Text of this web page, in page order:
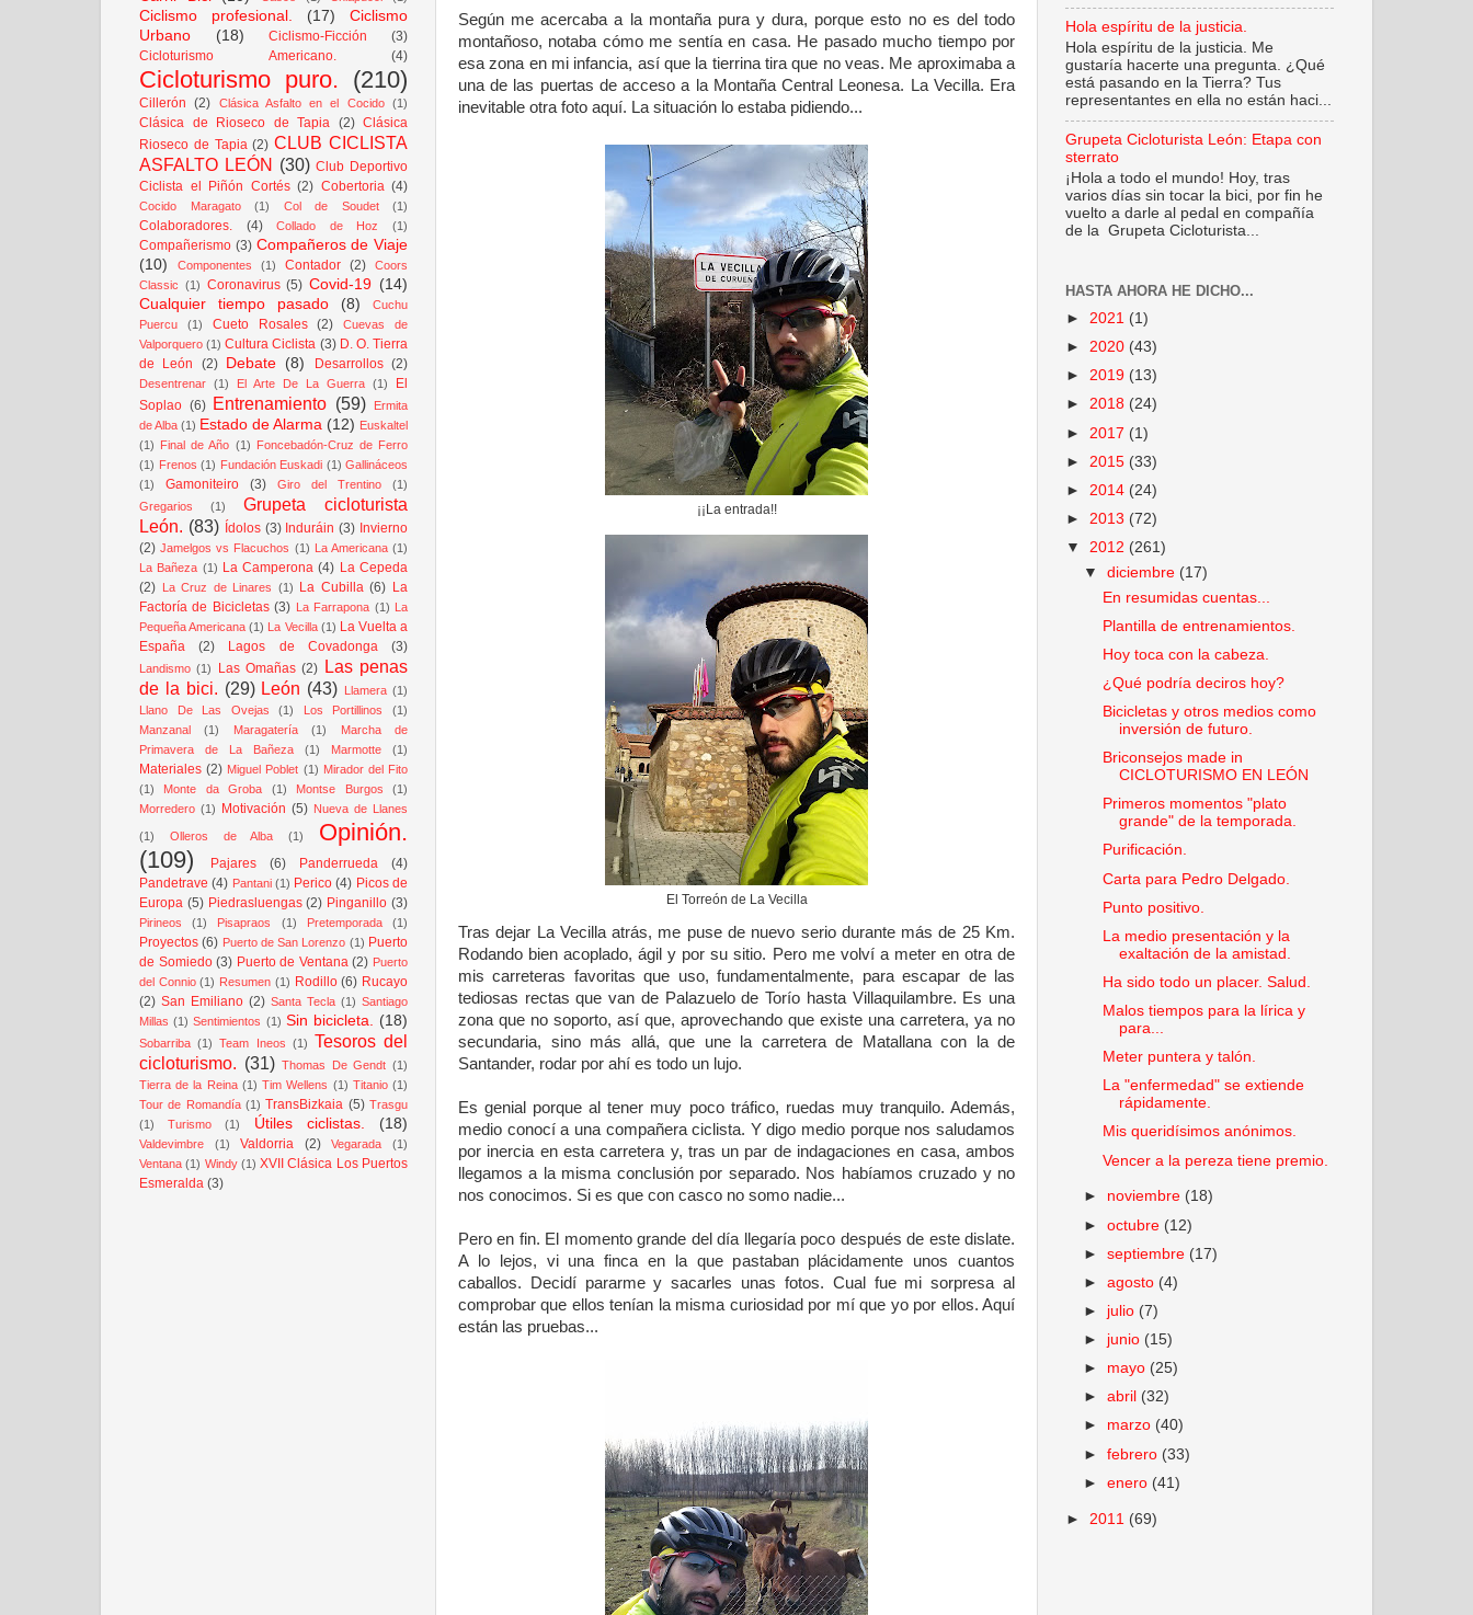
Según me acercaba a la montaña pura y dura, porque esto no es del todo
montañoso, notaba cómo me sentía en casa. He pasado mucho tiempo por
esa zona en mi infancia, así que la tierrina tira que no veas. Me aproximaba a
una de las puertas de acceso a la Montaña Central Leonesa. La Vecilla. Era
inevitable otra foto aquí. La situación lo estaba pidiendo...
¡¡La entrada!!
El Torreón de La Vecilla
Tras dejar La Vecilla atrás, me puse de nuevo serio durante más de 25 Km.
Rodando bien acoplado, ágil y por su sitio. Pero me volví a meter en otra de
mis carreteras favoritas que uso, fundamentalmente, para escapar de las
tediosas rectas que van de Palazuelo de Torío hasta Villaquilambre. Es una
zona que no soporto, así que, aprovechando que existe una carretera, ya no
secundaria, sino más allá, que une la carretera de Matallana con la de
Santander, rodar por ahí es todo un lujo.
Es genial porque al tener muy poco tráfico, ruedas muy tranquilo. Además,
medio conocí a una compañera ciclista. Y digo medio porque nos saludamos
por inercia en esta carretera y, tras un par de indagaciones en casa, ambos
llegamos a la misma conclusión por separado. Nos habíamos cruzado y no
nos conocimos. Si es que con casco no somo nadie...
Pero en fin. El momento grande del día llegaría poco después de este dislate.
A lo lejos, vi una finca en la que pastaban plácidamente unos cuantos
caballos. Decidí pararme y sacarles unas fotos. Cual fue mi sorpresa al
comprobar que ellos tenían la misma curiosidad por mí que yo por ellos. Aquí
están las pruebas...
Ciclismo profesional. (17)
Ciclismo
Urbano
(18) Ciclismo-Ficción
(3)
Cicloturismo Americano.
(4)
Cicloturismo puro. (210)
Cillerón (2) Clásica Asfalto en el Cocido (1)
Clásica de Rioseco de Tapia (2) Clásica
Rioseco de Tapia (2) CLUB CICLISTA
ASFALTO LEÓN (30) Club Deportivo
Ciclista el Piñón Cortés (2) Cobertoria (4)
Cocido Maragato (1) Col de Soudet (1)
Colaboradores. (4) Collado de Hoz (1)
Compañerismo (3) Compañeros de Viaje
(10)
Componentes (1) Contador (2)
Coors
Classic (1) Coronavirus (5) Covid-19 (14)
Cualquier tiempo pasado
(8)
Cuchu
Puercu
(1) Cueto Rosales (2)
Cuevas de
Valporquero (1) Cultura Ciclista (3) D. O. Tierra
de León
(2) Debate (8) Desarrollos (2)
Desentrenar (1) El Arte De La Guerra (1)
El
Soplao (6) Entrenamiento (59)
Ermita
de Alba (1) Estado de Alarma (12) Euskaltel
(1) Final de Año (1) Foncebadón-Cruz de Ferro
(1) Frenos (1) Fundación Euskadi (1) Gallináceos
(1)
Gamoniteiro (3) Giro del Trentino
(1)
Gregarios
(1)
Grupeta cicloturista
León. (83) Ídolos (3) Induráin (3) Invierno
(2) Jamelgos vs Flacuchos (1) La Americana (1)
La Bañeza (1) La Camperona (4) La Cepeda
(2) La Cruz de Linares (1) La Cubilla (6) La
Factoría de Bicicletas (3) La Farrapona (1) La
Pequeña Americana (1) La Vecilla (1) La Vuelta a
España
(2) Lagos de Covadonga (3)
Landismo (1) Las Omañas (2) Las penas
de la bici. (29) León (43) Llamera (1)
Llano De Las Ovejas
(1) Los Portillinos
(1)
Manzanal
(1) Maragatería (1)
Marcha de
Primavera de La Bañeza
(1) Marmotte (1)
Materiales (2) Miguel Poblet (1) Mirador del Fito
(1)
Monte da Groba (1) Montse Burgos
(1)
Morredero (1) Motivación (5) Nueva de Llanes
(1) Olleros de Alba (1)
Opinión.
(109)
Pajares (6) Panderrueda
(4)
Pandetrave (4) Pantani (1) Perico (4) Picos de
Europa (5) Piedrasluengas (2) Pinganillo (3)
Pirineos (1) Pisapraos (1) Pretemporada (1)
Proyectos (6) Puerto de San Lorenzo (1) Puerto
de Somiedo (3) Puerto de Ventana (2) Puerto
del Connio (1) Resumen (1) Rodillo (6) Rucayo
(2) San Emiliano (2) Santa Tecla (1) Santiago
Millas (1) Sentimientos (1) Sin bicicleta. (18)
Sobarriba (1) Team Ineos (1) Tesoros del
cicloturismo. (31) Thomas De Gendt (1)
Tierra de la Reina (1) Tim Wellens (1) Titanio (1)
Tour de Romandía (1) TransBizkaia (5) Trasgu
(1)
Turismo (1) Útiles ciclistas. (18)
Valdevimbre (1) Valdorria (2) Vegarada
(1)
Ventana (1) Windy (1) XVII Clásica Los Puertos
Esmeralda (3)
Hola espíritu de la justicia.
Hola espíritu de la justicia. Me
gustaría hacerte una pregunta. ¿Qué
está pasando en la Tierra? Tus
representantes en ella no están haci...
Grupeta Cicloturista León: Etapa con
sterrato
¡Hola a todo el mundo! Hoy, tras
varios días sin tocar la bici, por fin he
vuelto a darle al pedal en compañía
de la Grupeta Cicloturista...
HASTA AHORA HE DICHO...
► 2021 (1)
► 2020 (43)
► 2019 (13)
► 2018 (24)
► 2017 (1)
► 2015 (33)
► 2014 (24)
► 2013 (72)
▼ 2012 (261)
▼diciembre (17)
En resumidas cuentas...
Plantilla de entrenamientos.
Hoy toca con la cabeza.
¿Qué podría deciros hoy?
Bicicletas y otros medios como
inversión de futuro.
Briconsejos made in
CICLOTURISMO EN LEÓN
Primeros momentos "plato
grande" de la temporada.
Purificación.
Carta para Pedro Delgado.
Punto positivo.
La medio presentación y la
exaltación de la amistad.
Ha sido todo un placer. Salud.
Malos tiempos para la lírica y
para...
Meter puntera y talón.
La "enfermedad" se extiende
rápidamente.
Mis queridísimos anónimos.
Vencer a la pereza tiene premio.
► noviembre (18)
►octubre (12)
►septiembre (17)
►agosto (4)
► julio (7)
► junio (15)
► mayo (25)
►abril (32)
► marzo (40)
►febrero (33)
►enero (41)
► 2011 (69)